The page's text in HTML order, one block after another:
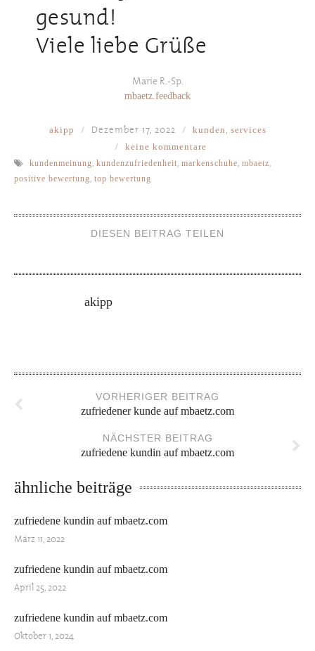
gesund!
Viele liebe Grüße
Marie R.-Sp.
mbaetz.feedback
akipp Dezember 17, 2022 kunden , services
keine kommentare
kundenmeinung, kundenzufriedenheit, markenschuhe, mbaetz,
positive bewertung, top bewertung
DIESEN BEITRAG TEILEN
akipp
VORHERIGER BEITRAG
zufriedener kunde auf mbaetz.com
NÄCHSTER BEITRAG
zufriedene kundin auf mbaetz.com
ähnliche beiträge
zufriedene kundin auf mbaetz.com
März 11, 2022
zufriedene kundin auf mbaetz.com
April 25, 2022
zufriedene kundin auf mbaetz.com
Oktober 1, 2024